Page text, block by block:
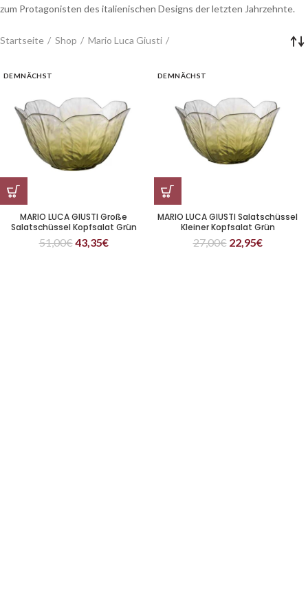
zum Protagonisten des italienischen Designs der letzten Jahrzehnte.
Startseite Shop Mario Luca Giusti
DEMNÄCHST
MARIO LUCA GIUSTI Große
Salatschüssel Kopfsalat Grün
51,00€43,35€
DEMNÄCHST
MARIO LUCA GIUSTI Salatschüssel
Kleiner Kopfsalat Grün
27,00€ 22,95€